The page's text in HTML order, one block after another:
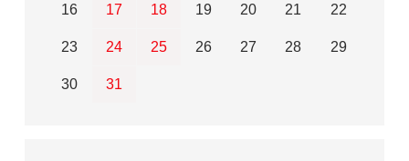
16 17 18 19 20 21 22
23 24 25 26 27 28 29
30 31